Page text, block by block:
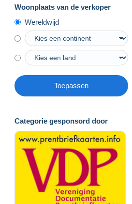
Woonplaats van de verkoper
Wereldwijd
Toepassen
Categorie gesponsord door